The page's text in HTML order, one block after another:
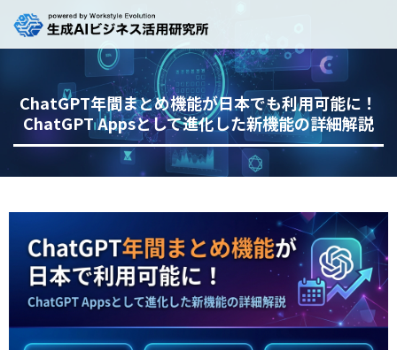
ChatGPT年間まとめ機能が日本でも利用可能に！
ChatGPT Appsとして進化した新機能の詳細解説